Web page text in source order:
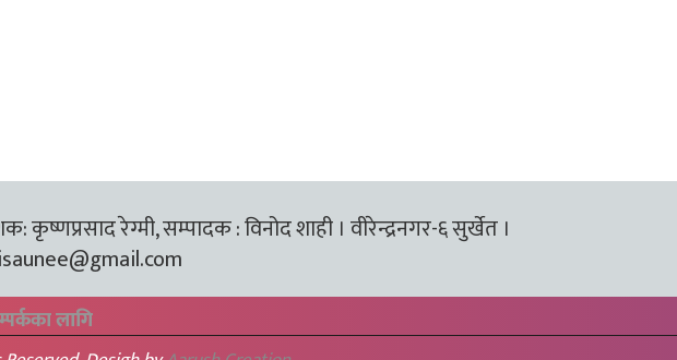
कृष्णप्रसाद रेग्मी, सम्पादक : विनोद शाही । वीरेन्द्रनगर-६ सुर्खेत ।
लागि